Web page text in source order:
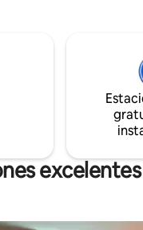
le invitan a disfrutar de
bohemia, acogedora y
de la naturaleza y del